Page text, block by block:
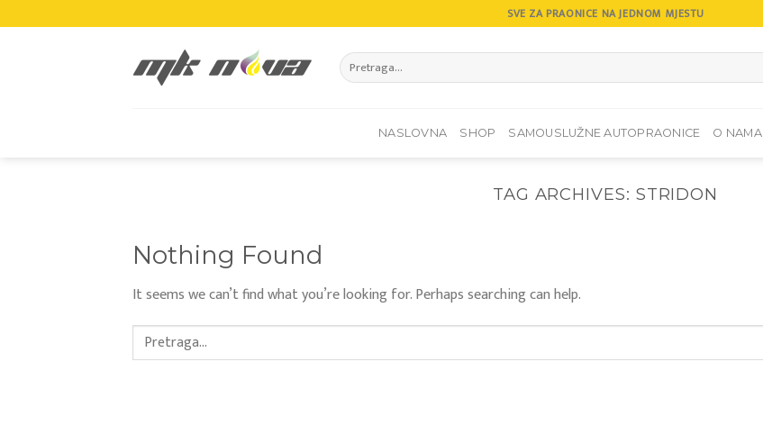
to
SVE ZA PRAONICE NA JEDNOM MJESTU
Pretraži:
NASLOVNA SHOP SAMOUSLUŽNE AUTOPRAONICE O NAMA
TAG ARCHIVES: STRIDON
Nothing Found
It seems we can’t find what you’re looking for. Perhaps searching can help.